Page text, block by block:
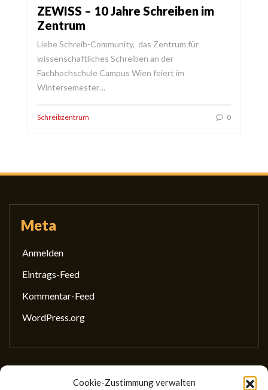
Cookie-Zustimmung verwalten
ZEWISS – 10 Jahre Schreiben im
Zentrum
Liebe Schreib-Community, das Zentrum für
wissenschaftliches Schreiben an der
Fachhochschule Campus Wien feiert im
Wintersemester…
Schreibzentrum 0
Meta
Anmelden
Eintrags-Feed
Kommentar-Feed
WordPress.org
Gesellschaft für wissenschaftliches Schreiben